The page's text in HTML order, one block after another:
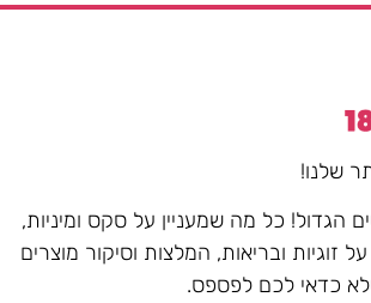
שלנו!
הגדול! כל מה שמעניין על סקס ומיניות,
זוגיות ובריאות, המלצות וסיקור מוצרים
כדאי לכם לפספס.